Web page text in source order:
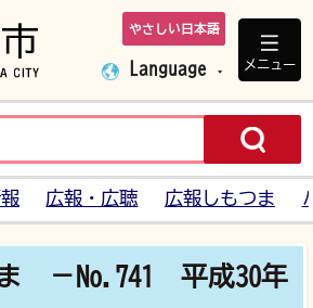
下妻市ホームペ
やさしい日本語
Language メニュー
広報・広聴 広報しもつま
－No.741 平成30年